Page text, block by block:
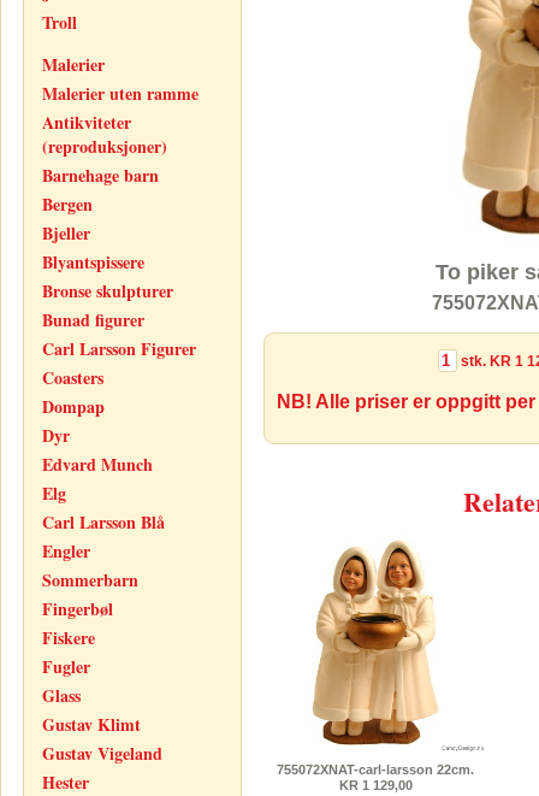
Troll
Malerier
Malerier uten ramme
Antikviteter
(reproduksjoner)
Barnehage barn
Bergen
Bjeller
Blyantspissere
Bronse skulpturer
Bunad figurer
Carl Larsson Figurer
Coasters
Dompap
Dyr
Edvard Munch
Elg
Carl Larsson Blå
Engler
Sommerbarn
Fingerbøl
Fiskere
Fugler
Glass
Gustav Klimt
Gustav Vigeland
Hester
To piker
stk. KR 1
NB! Alle priser er oppgitt
755072XNAT-carl-larsson 22cm.
KR 1 129,00